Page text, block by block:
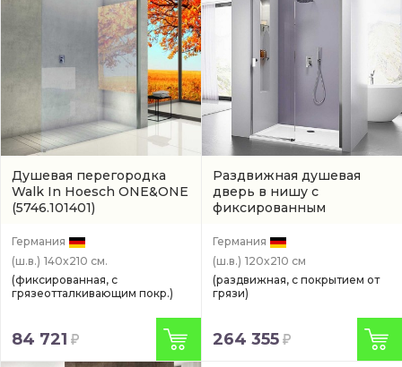
Душевая перегородка
Walk In Hoesch ONE&ONE
(5746.101401)
Германия
(ш.в.) 140x210 см.
(фиксированная, с
грязеотталкивающим покр.)
84 721
Раздвижная душевая
дверь в нишу с
фиксированным
хром(9228312.101401)
Германия
(ш.в.) 120x210 см
(раздвижная, с покрытием от
грязи)
264 355